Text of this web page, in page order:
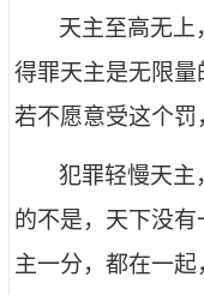
天主至高无上
得罪天主是无限
若不愿意受这个
犯罪轻慢天主
的不是，天下没
主一分，都在一